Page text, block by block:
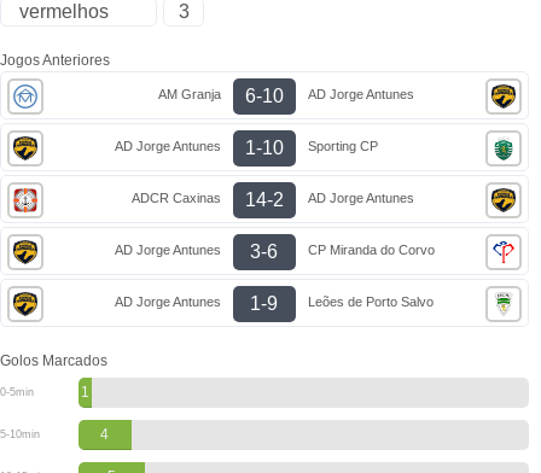
vermelhos
3
Jogos Anteriores
AM Granja 6-10 AD Jorge Antunes
AD Jorge Antunes 1-10 Sporting CP
ADCR Caxinas 14-2 AD Jorge Antunes
AD Jorge Antunes 3-6 CP Miranda do Corvo
AD Jorge Antunes 1-9 Leões de Porto Salvo
Golos Marcados
0-5min 1
5-10min 4